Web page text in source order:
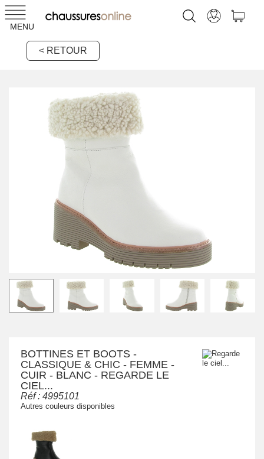
MENU
< RETOUR
BOTTINES ET BOOTS -
CLASSIQUE & CHIC - FEMME -
CUIR - BLANC - REGARDE LE
CIEL...
Réf : 4995101
Autres couleurs disponibles